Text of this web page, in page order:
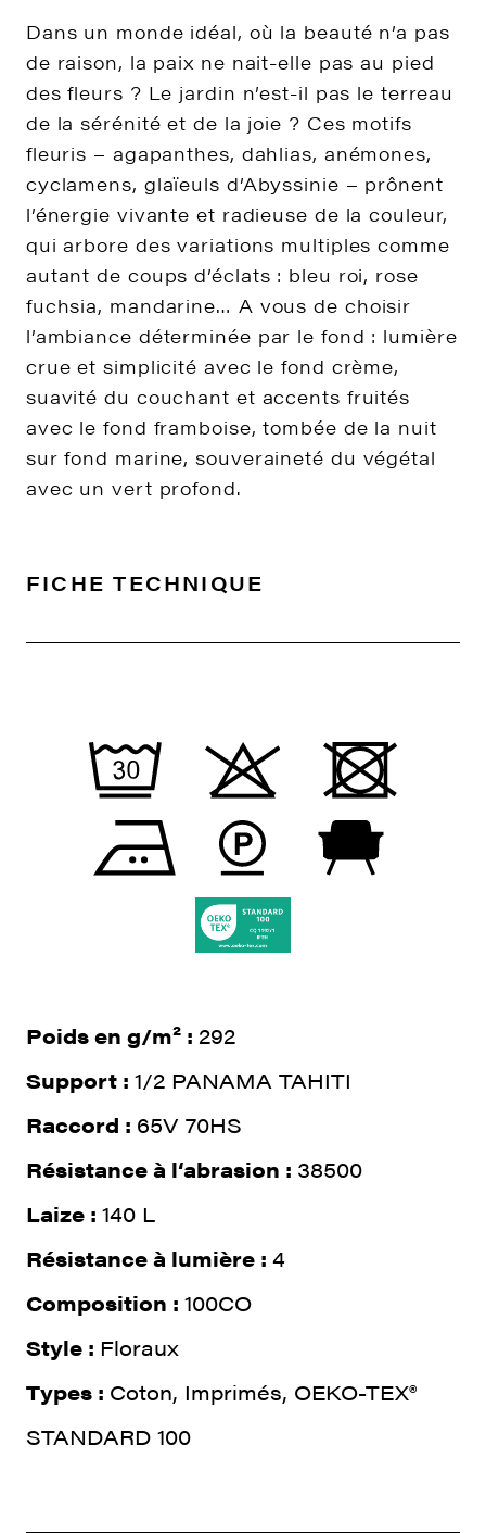
Dans un monde idéal, où la beauté n’a pas
de raison, la paix ne nait-elle pas au pied
des fleurs ? Le jardin n’est-il pas le terreau
de la sérénité et de la joie ? Ces motifs
fleuris – agapanthes, dahlias, anémones,
cyclamens, glaïeuls d’Abyssinie – prônent
l’énergie vivante et radieuse de la couleur,
qui arbore des variations multiples comme
autant de coups d’éclats : bleu roi, rose
fuchsia, mandarine… A vous de choisir
l’ambiance déterminée par le fond : lumière
crue et simplicité avec le fond crème,
suavité du couchant et accents fruités
avec le fond framboise, tombée de la nuit
sur fond marine, souveraineté du végétal
avec un vert profond.
FICHE TECHNIQUE
Poids en g/m² : 292
Support : 1/2 PANAMA TAHITI
Raccord : 65V 70HS
Résistance à l‘abrasion : 38500
Laize : 140 L
Résistance à lumière : 4
Composition : 100CO
Style : Floraux
Types : Coton, Imprimés, OEKO-TEX®
STANDARD 100